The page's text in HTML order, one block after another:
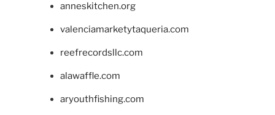
anneskitchen.org
valenciamarketytaqueria.com
reefrecordsllc.com
alawaffle.com
aryouthfishing.com